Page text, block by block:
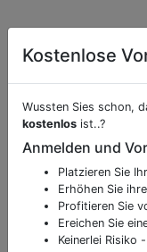
Beschreibung &
Sie möchten
oder andere
Klicken Sie bitte
Gerne
Kostenlose
Wussten Sies schon,
kostenlos ist..?
Anmelden und
Platzieren Sie
Erhöhen Sie
Profitieren Sie
Ereichen Sie
Keinerlei Risiko